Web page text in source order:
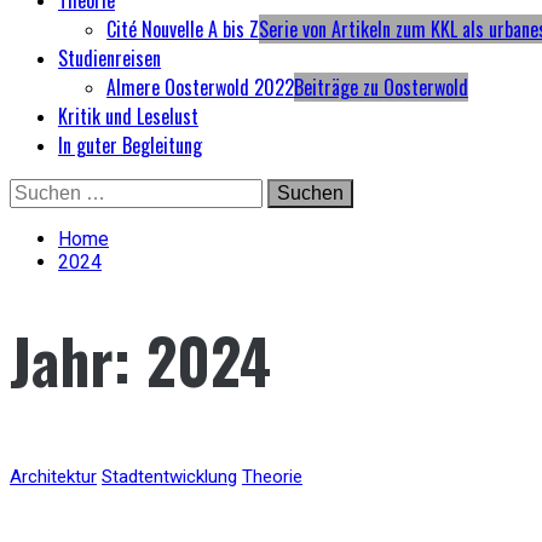
Cité Nouvelle A bis ZSerie von Artikeln zum KKL als
Studienreisen
Almere Oosterwold 2022Beiträge zu Oosterwold
Kritik und Leselust
In guter Begleitung
Skip
to
content
Suchen
nach:
Home
2024
Jahr: 2024
Architektur Stadtentwicklung Theorie